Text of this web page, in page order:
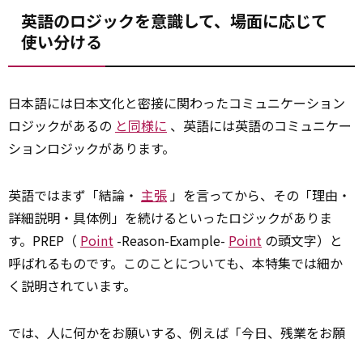
英語のロジックを意識して、場面に応じて
使い分ける
日本語には日本文化と密接に関わったコミュニケーション
ロジックがあるの と同様に 、英語には英語のコミュニケー
ションロジックがあります。
英語ではまず「結論・ 主張 」を言ってから、その「理由・
詳細説明・具体例」を続けるといったロジックがありま
す。PREP（ Point -Reason-Example- Point の頭文字）と
呼ばれるものです。このことについても、本特集では細か
く説明されています。
では、人に何かをお願いする、例えば「今日、残業をお願